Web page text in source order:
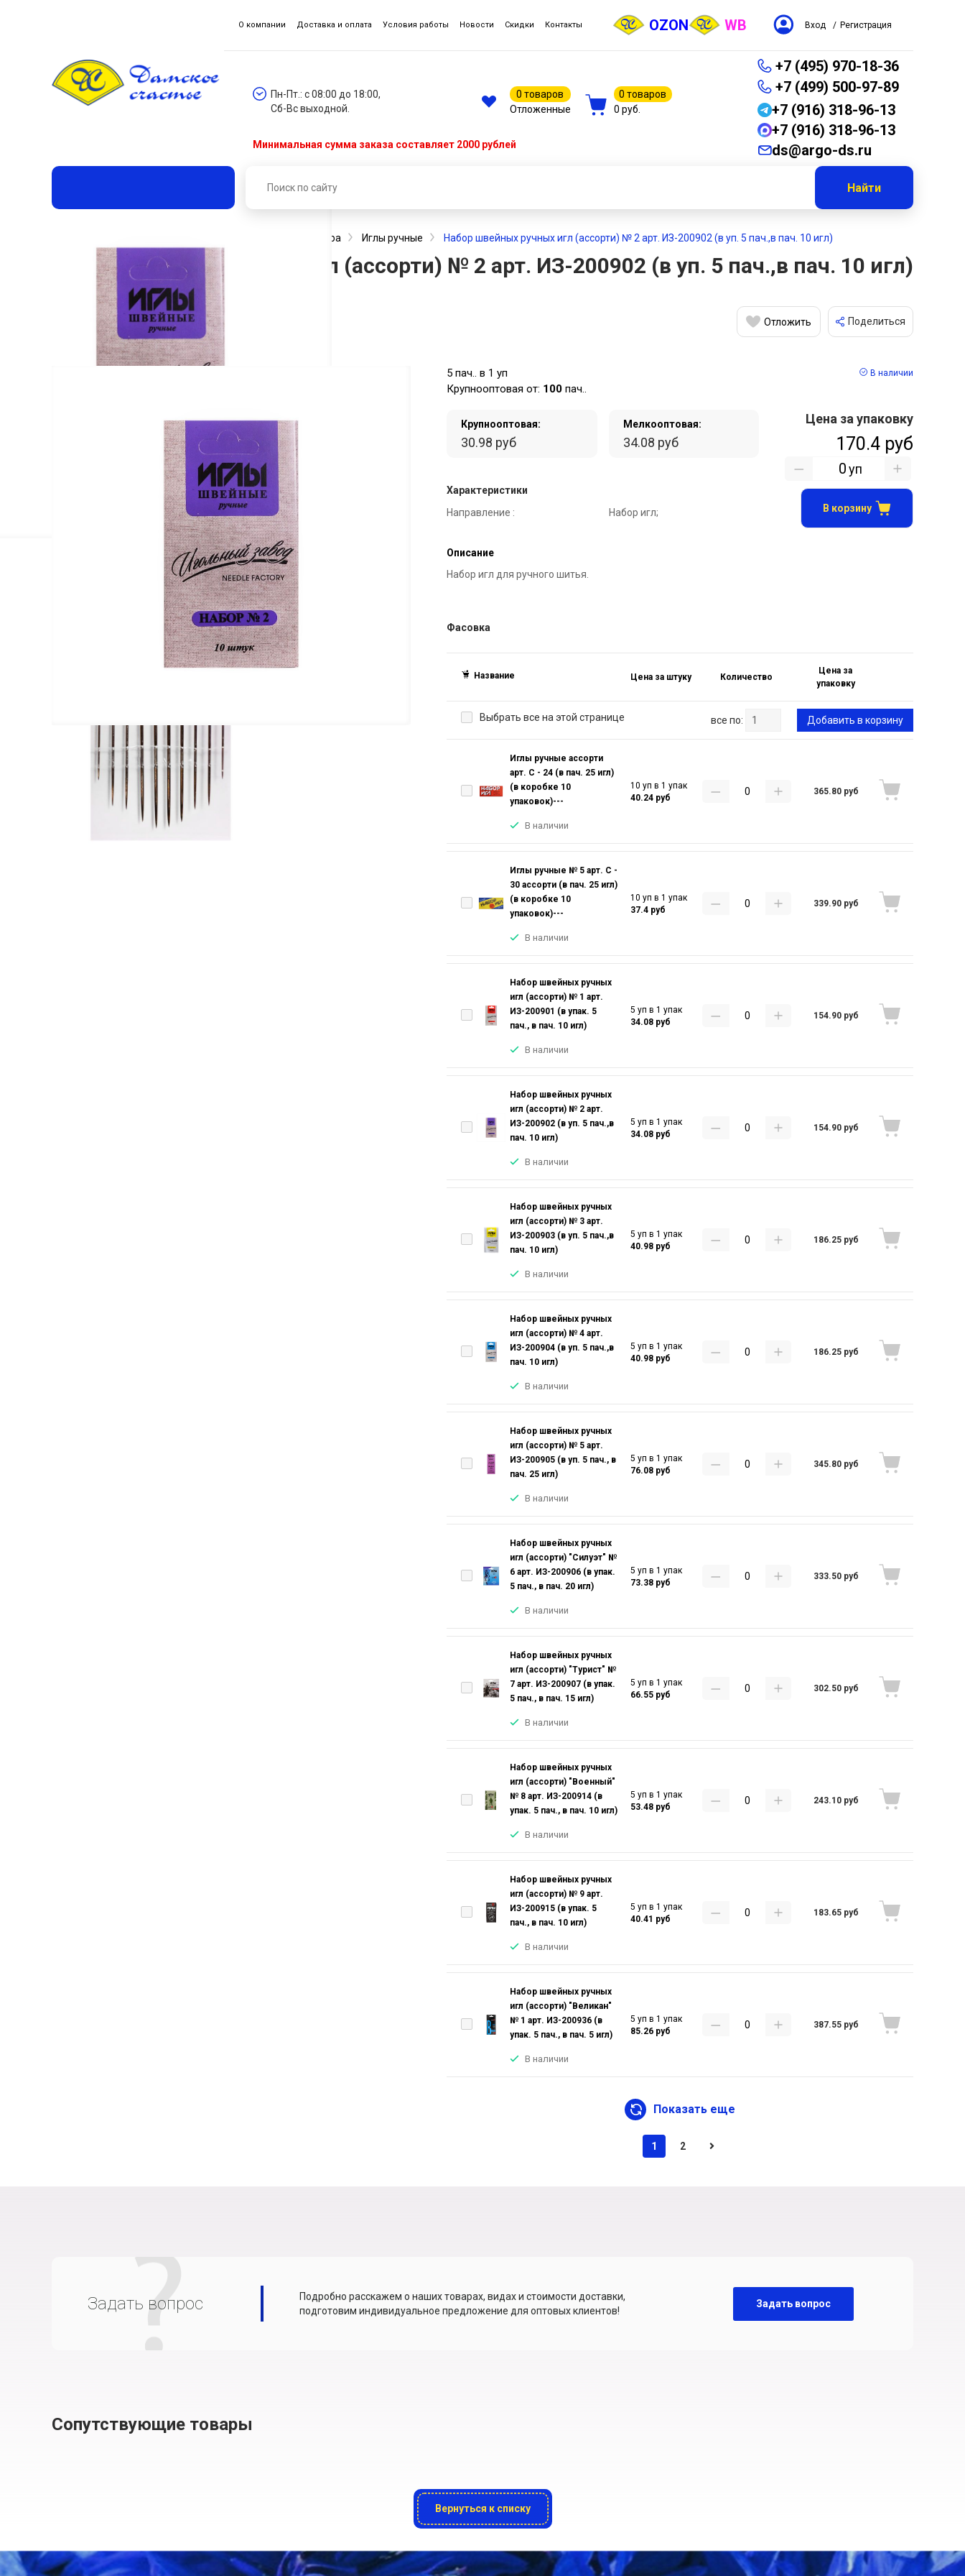
О компании Доставка и оплата Условия работы Новости Скидки Контакты OZON WB Вход / Регистрация
Пн-Пт.: с 08:00 до 18:00,
Сб-Вс выходной.
0 товаров
Отложенные
0 товаров
0 руб.
+7 (495) 970-18-36
+7 (499) 500-97-89
+7 (916) 318-96-13
+7 (916) 318-96-13
ds@argo-ds.ru
Минимальная сумма заказа составляет 2000 рублей
Найти
Металлическая фурнитура Иглы ручные Набор швейных ручных игл (ассорти) № 2 арт. ИЗ-200902 (в уп. 5 пач.,в пач. 10 игл)
Набор швейных ручных игл (ассорти) № 2 арт. ИЗ-200902 (в уп. 5 пач.,в пач. 10 игл)
Отложить Поделиться
5 пач.. в 1 уп
Крупнооптовая от: 100 пач..
В наличии
Крупнооптовая:
30.98 руб
Мелкооптовая:
34.08 руб
Характеристики
Направление :
Набор игл;
Описание
Набор игл для ручного шитья.
Цена за упаковку
170.4 руб
уп
В корзину
Фасовка
Название Цена за штуку Количество
Цена за
упаковку
Выбрать все на этой странице все по: Добавить в корзину
Иглы ручные ассорти
арт. С - 24 (в пач. 25 игл)
(в коробке 10
упаковок)---
В наличии
10 уп в 1 упак
40.24 руб
365.80 руб
Иглы ручные № 5 арт. С -
30 ассорти (в пач. 25 игл)
(в коробке 10
упаковок)---
В наличии
10 уп в 1 упак
37.4 руб
339.90 руб
Набор швейных ручных
игл (ассорти) № 1 арт.
ИЗ-200901 (в упак. 5
пач., в пач. 10 игл)
В наличии
5 уп в 1 упак
34.08 руб
154.90 руб
Набор швейных ручных
игл (ассорти) № 2 арт.
ИЗ-200902 (в уп. 5 пач.,в
пач. 10 игл)
В наличии
5 уп в 1 упак
34.08 руб
154.90 руб
Набор швейных ручных
игл (ассорти) № 3 арт.
ИЗ-200903 (в уп. 5 пач.,в
пач. 10 игл)
В наличии
5 уп в 1 упак
40.98 руб
186.25 руб
Набор швейных ручных
игл (ассорти) № 4 арт.
ИЗ-200904 (в уп. 5 пач.,в
пач. 10 игл)
В наличии
5 уп в 1 упак
40.98 руб
186.25 руб
Набор швейных ручных
игл (ассорти) № 5 арт.
ИЗ-200905 (в уп. 5 пач., в
пач. 25 игл)
В наличии
5 уп в 1 упак
76.08 руб
345.80 руб
Набор швейных ручных
игл (ассорти) "Силуэт" №
6 арт. ИЗ-200906 (в упак.
5 пач., в пач. 20 игл)
В наличии
5 уп в 1 упак
73.38 руб
333.50 руб
Набор швейных ручных
игл (ассорти) "Турист" №
7 арт. ИЗ-200907 (в упак.
5 пач., в пач. 15 игл)
В наличии
5 уп в 1 упак
66.55 руб
302.50 руб
Набор швейных ручных
игл (ассорти) "Военный"
№ 8 арт. ИЗ-200914 (в
упак. 5 пач., в пач. 10 игл)
В наличии
5 уп в 1 упак
53.48 руб
243.10 руб
Набор швейных ручных
игл (ассорти) № 9 арт.
ИЗ-200915 (в упак. 5
пач., в пач. 10 игл)
В наличии
5 уп в 1 упак
40.41 руб
183.65 руб
Набор швейных ручных
игл (ассорти) "Великан"
№ 1 арт. ИЗ-200936 (в
упак. 5 пач., в пач. 5 игл)
В наличии
5 уп в 1 упак
85.26 руб
387.55 руб
Показать еще
1 2
Задать вопрос
Подробно расскажем о наших товарах, видах и стоимости доставки,
подготовим индивидуальное предложение для оптовых клиентов!
Задать вопрос
Сопутствующие товары
Вернуться к списку